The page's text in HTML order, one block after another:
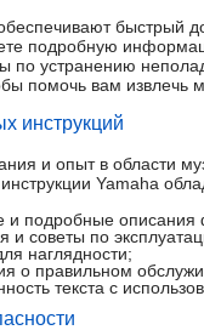
быстрый
подробную
по устранению
помочь вам извлечь
инструкций
и опыт в области
инструкции Yamaha
и подробные описания
и советы по
наглядности;
о правильном
текста с